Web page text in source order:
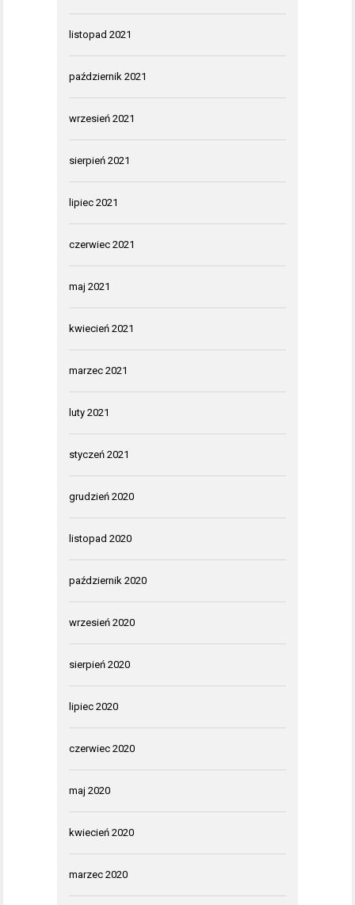
listopad 2021
październik 2021
wrzesień 2021
sierpień 2021
lipiec 2021
czerwiec 2021
maj 2021
kwiecień 2021
marzec 2021
luty 2021
styczeń 2021
grudzień 2020
listopad 2020
październik 2020
wrzesień 2020
sierpień 2020
lipiec 2020
czerwiec 2020
maj 2020
kwiecień 2020
marzec 2020